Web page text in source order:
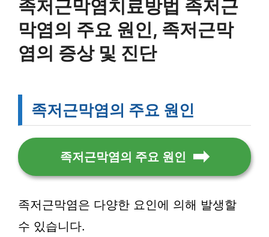
족저근막염치료방법 족저근
막염의 주요 원인, 족저근막
염의 증상 및 진단
족저근막염의 주요 원인
족저근막염의 주요 원인
족저근막염은 다양한 요인에 의해 발생할
수 있습니다.